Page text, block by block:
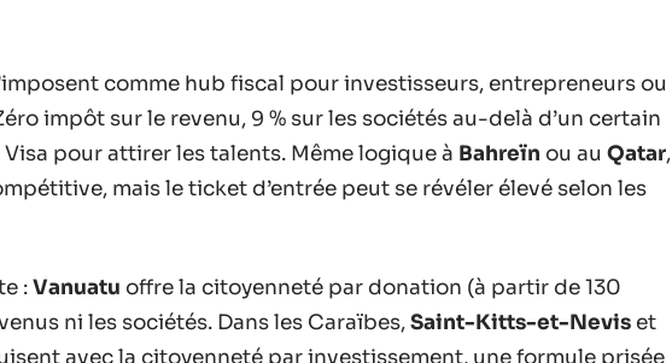
comme hub fiscal pour investisseurs, entrepreneurs ou
impôt sur le revenu, 9 % sur les sociétés au-delà d’un certain
pour attirer les talents. Même logique à Bahreïn ou au Qatar,
mais le ticket d’entrée peut se révéler élevé selon les
:Vanuatu offre la citoyenneté par donation (à partir de 130
ni les sociétés. Dans les Caraïbes,Saint-Kitts-et-Nevis et
avec la citoyenneté par investissement, une formule prisée